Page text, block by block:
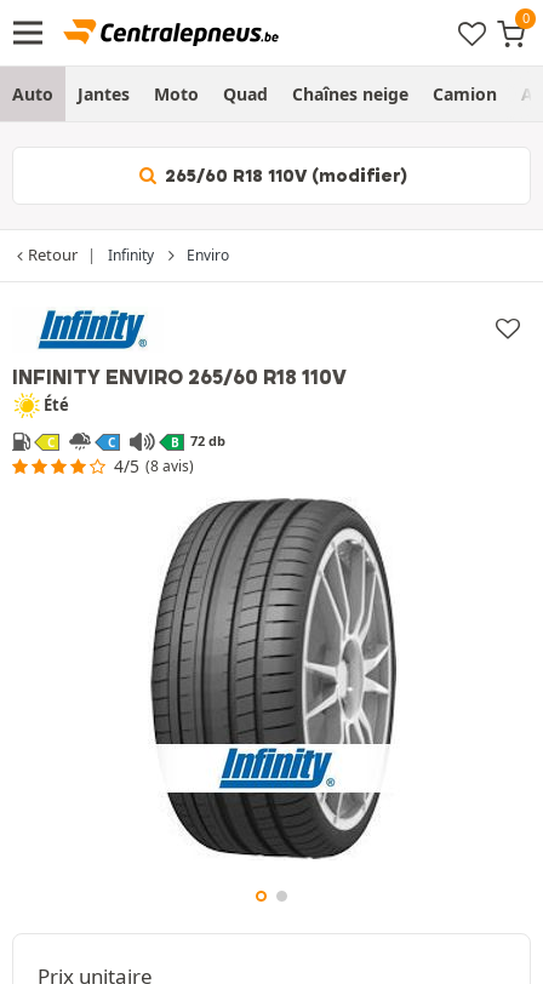
Auto Jantes Moto Quad Chaînes neige Camion
265/60 R18 110V (modifier)
Retour Infinity Enviro
INFINITY ENVIRO 265/60 R18 110V
Été
C C B 72 db
4/5 (8 avis)
Prix unitaire